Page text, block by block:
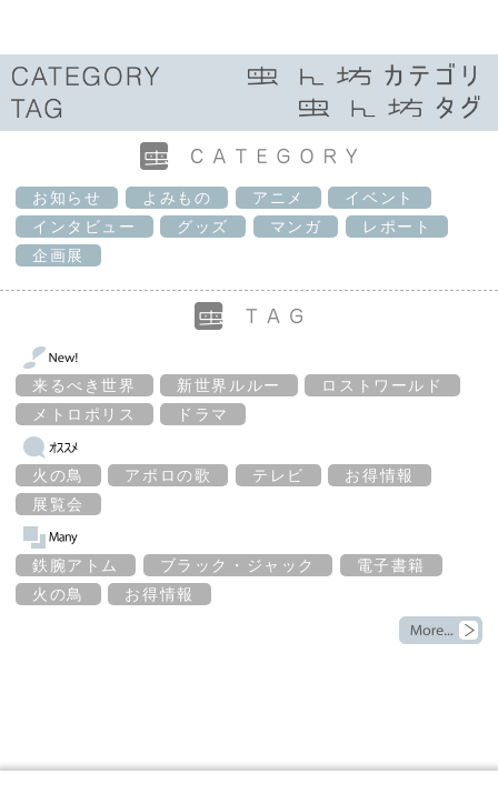
お知らせ よみもの アニメ
イベント
インタビュー
グッズ マンガ
レポート
企画展
来るべき世界 新世界ルルー
ロストワールド
メトロポリス
ドラマ
火の鳥 アポロの歌 テレビ
お得情報
展覧会
鉄腕アトム ブラック・ジャック
電子書籍
火の鳥
お得情報